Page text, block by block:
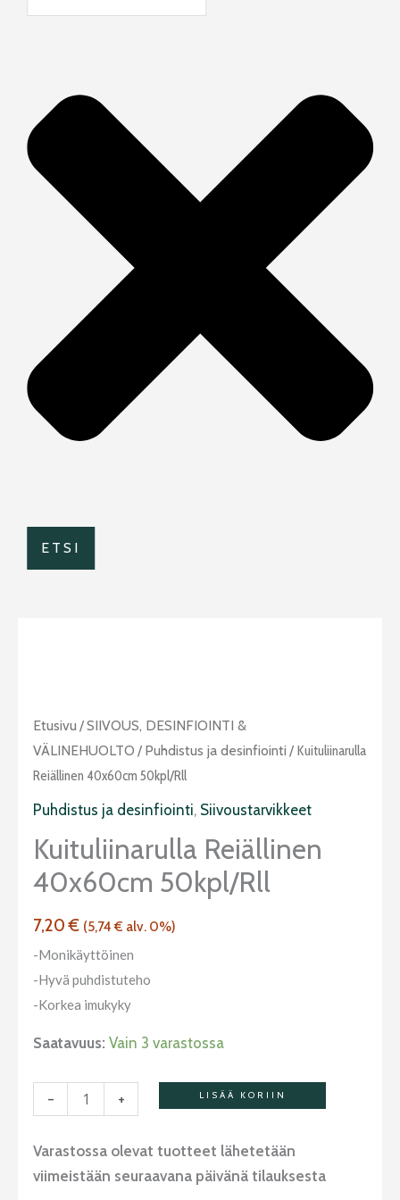
Etusivu /SIIVOUS, DESINFIOINTI &
VÄLINEHUOLTO / Puhdistus ja desinfiointi / Kuituliinarulla
Reiällinen 40x60cm 50kpl/rll
Puhdistus ja desinfiointi, Siivoustarvikkeet
Kuituliinarulla Reiällinen
40x60cm 50kpl/rll
7,20€ (5,74€ alv. 0%)
-Monikäyttöinen
-Hyvä puhdistuteho
-Korkea imukyky
Saatavuus: Vain 3 varastossa
-
Kuituliinarulla
reiällinen
40x60cm
50kpl/rll
+ LISÄÄ KORIIN
Varastossa olevat tuotteet lähetetään
viimeistään seuraavana päivänä tilauksesta
ETSI